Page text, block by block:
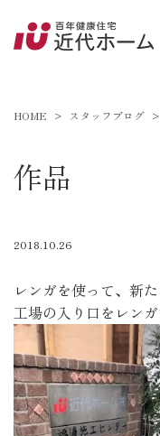
HOME スタッフブログ
作品
2018.10.26
レンガを使って、新
工場の入り口をレン